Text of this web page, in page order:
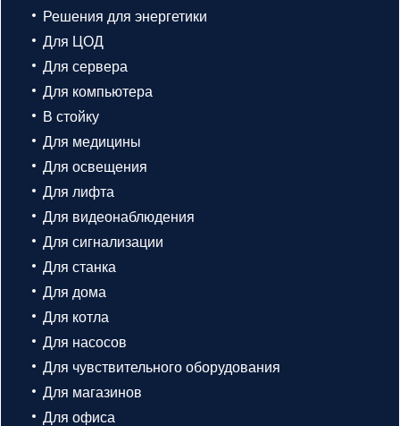
Решения для энергетики
Для ЦОД
Для сервера
Для компьютера
В стойку
Для медицины
Для освещения
Для лифта
Для видеонаблюдения
Для сигнализации
Для станка
Для дома
Для котла
Для насосов
Для чувствительного оборудования
Для магазинов
Для офиса